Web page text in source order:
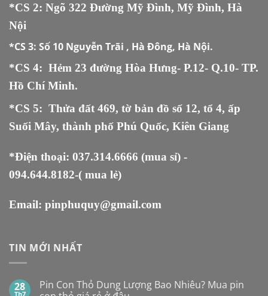
*CS 2: Ngõ 322 Đường Mỹ Đình, Mỹ Đình, Hà
Nội
*CS 3: Số 10 Nguyễn Trãi , Hà Đông, Hà Nội.
*CS 4: Hẻm 23 đường Hòa Hưng- P.12- Q.10- TP.
Hồ Chí Minh.
*CS 5: Thửa đất 469, tờ bản đồ số 12, tổ 4, ấp
Suối Mây, thành phố Phú Quốc, Kiên Giang
*Điện thoại: 037.314.6666 (mua sỉ) -
094.644.8182-( mua lẻ)
Email: pinphuquy@gmail.com
TIN MỚI NHẤT
28
Th7
Pin Con Thỏ Dung Lượng Bao Nhiêu? Mua pin